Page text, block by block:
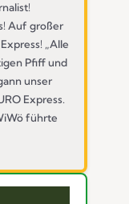
Auf großer
„Alle
Pfiff und
unser
Express.
führte